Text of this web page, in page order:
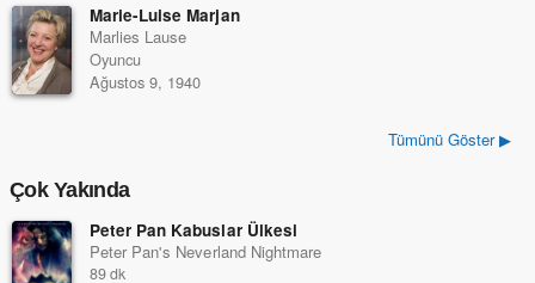
Marie-Luise Marjan
Marlies Lause
Oyuncu
Ağustos 9, 1940
Tümünü Göster ▶
Çok Yakında
Peter Pan Kabuslar Ülkesi
Peter Pan's Neverland Nightmare
89 dk